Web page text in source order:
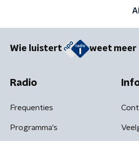
Wie luistert weet meer
Radio
Frequenties
Programma's